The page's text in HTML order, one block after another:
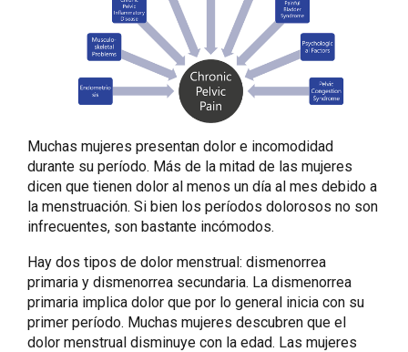
Muchas mujeres presentan dolor e incomodidad
durante su período. Más de la mitad de las mujeres
dicen que tienen dolor al menos un día al mes debido a
la menstruación. Si bien los períodos dolorosos no son
infrecuentes, son bastante incómodos.
Hay dos tipos de dolor menstrual: dismenorrea
primaria y dismenorrea secundaria. La dismenorrea
primaria implica dolor que por lo general inicia con su
primer período. Muchas mujeres descubren que el
dolor menstrual disminuye con la edad. Las mujeres